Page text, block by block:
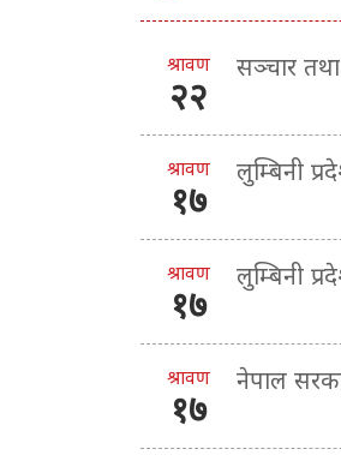
श्रावण
२२
सञ्चार
श्रावण
१७
लुम्बिनी
श्रावण
१७
लुम्बिनी
श्रावण
१७
नेपाल